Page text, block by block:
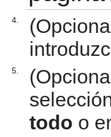
4.
5.
todo o